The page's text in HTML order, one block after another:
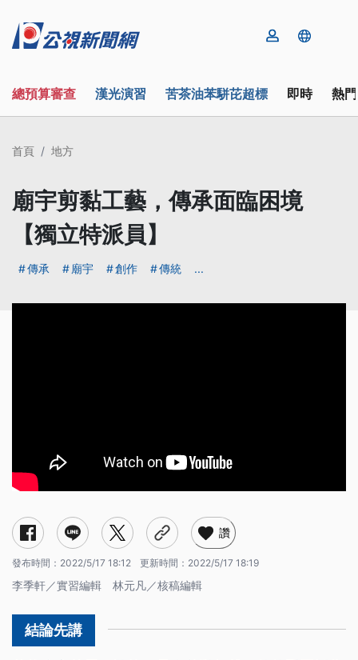
總預算審查 漢光演習 苦茶油苯駢芘超標 即時 熱
首頁 地方
廟宇剪黏工藝，傳承面臨困境
【獨立特派員】
傳承 廟宇 創作 傳統 ...
受父影響辭退工作，接棒葉氏剪黏工藝
以敲代剪隨緣創作，走出職業生涯新路途
協助培育傳習藝生，延續傳統技藝傳承
讚
發布時間： 2022/5/17 18:12 更新時間： 2022/5/17 18:19
李季軒／實習編輯 林元凡／核稿編輯